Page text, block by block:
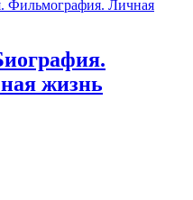
жизнь